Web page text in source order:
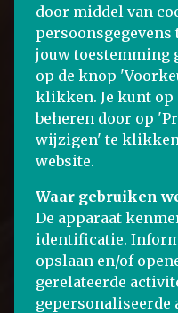
door middel van
persoonsgegevens
jouw toestemming
op de knop
klikken. Je kunt op
beheren door op
wijzigen' te
website.
Waar gebruiken
De apparaat
identificatie.
opslaan en/of
gerelateerde
gepersonaliseerde